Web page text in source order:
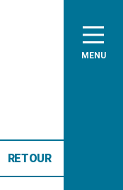
MENU
RETOUR